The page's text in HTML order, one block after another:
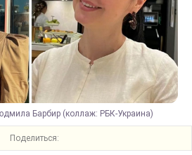
Барбир (коллаж: РБК-Украина)
Поделиться: